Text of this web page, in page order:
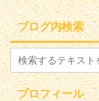
ブログ内検索
プロフィール